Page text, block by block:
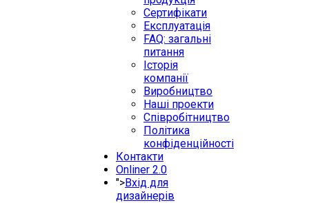
Сертифікати
Експлуатація
FAQ: загальні
питання
Історія
компанії
Виробництво
Наші проекти
Співробітництво
Політика
конфіденційності
Контакти
Onliner 2.0
">Вхід для
дизайнерів